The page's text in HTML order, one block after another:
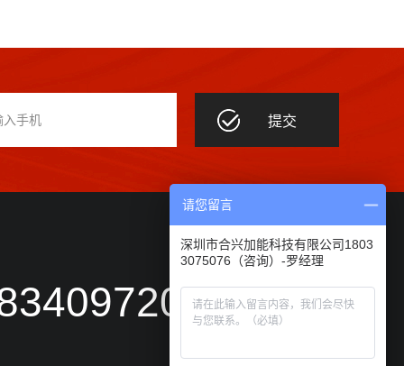
请您留言
深圳市合兴加能科技有限公司1803
3075076（咨询）-罗经理